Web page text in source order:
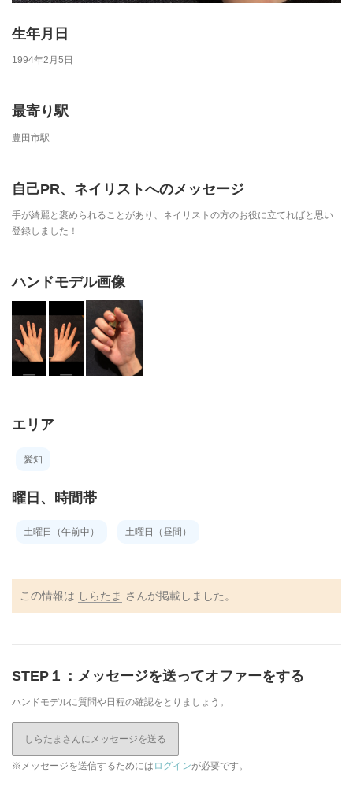
生年月日
1994年2月5日
最寄り駅
豊田市駅
自己PR、ネイリストへのメッセージ
手が綺麗と褒められることがあり、ネイリストの方のお役に立てればと思い
登録しました！
ハンドモデル画像
エリア
愛知
曜日、時間帯
土曜日（午前中） 土曜日（昼間）
この情報は しらたま さんが掲載しました。
STEP１：メッセージを送ってオファーをする
ハンドモデルに質問や日程の確認をとりましょう。
しらたまさんにメッセージを送る
※メッセージを送信するためには ログインが必要です。